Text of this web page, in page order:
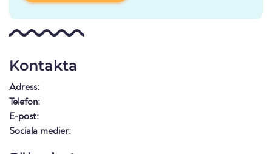
Kontakta
Adress:
Telefon:
E-post:
Sociala medier: